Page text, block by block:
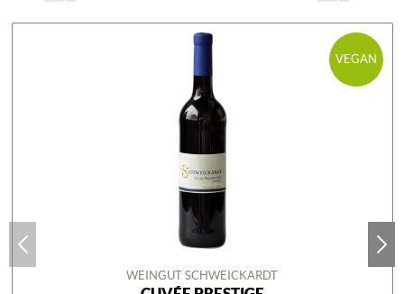
VEGAN
WEINGUT SCHWEICKARDT